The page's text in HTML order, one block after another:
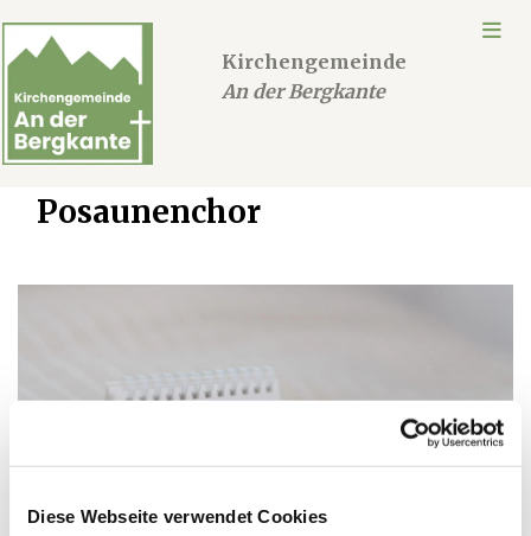
Diese Webseite verwendet Cookies
Kirchengemeinde
An der Bergkante
Posaunenchor